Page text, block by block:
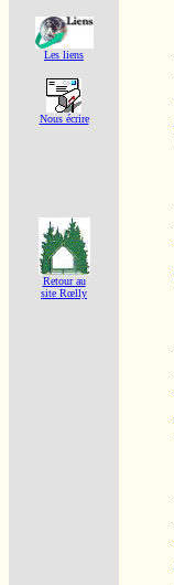
Les liens
Nous écrire
Retour au
site Rœlly